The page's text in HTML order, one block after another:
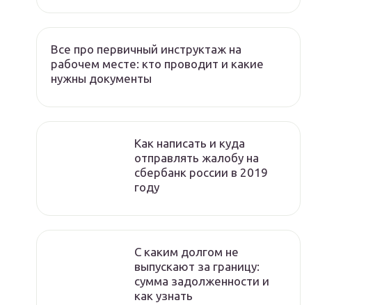
Все про первичный инструктаж на
рабочем месте: кто проводит и какие
нужны документы
Как написать и куда
отправлять жалобу на
сбербанк россии в 2019
году
C каким долгом не
выпускают за границу:
сумма задолженности и
как узнать